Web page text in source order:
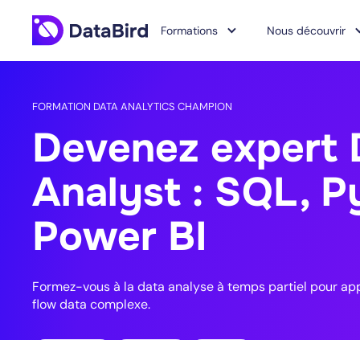
Formations Nous découvrir
FORMATION DATA ANALYTICS CHAMPION
Devenez expert
Analyst : SQL,
Power BI
Formez-vous à la data analyse à temps partiel pour
flow data complexe.